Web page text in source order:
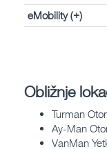
eMobility (+)
Obližnje
Turman
Ay-Man
VanMan